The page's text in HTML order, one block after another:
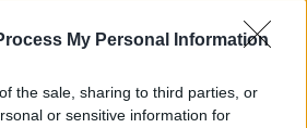
My Personal Information
the sale, sharing to third parties, or
or sensitive information for